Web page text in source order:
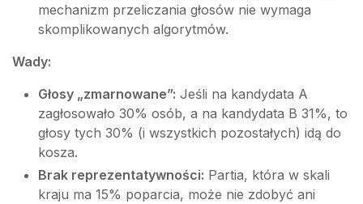
mechanizm przeliczania głosów nie wymaga
skomplikowanych algorytmów.
Wady:
Głosy „zmarnowane”: Jeśli na kandydata A
zagłosowało 30% osób, a na kandydata B 31%, to
głosy tych 30% (i wszystkich pozostałych) idą do
kosza.
Brak reprezentatywności: Partia, która w skali
kraju ma 15% poparcia, może nie zdobyć ani